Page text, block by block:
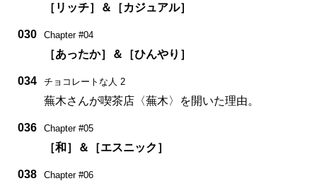
［リッチ］＆［カジュアル］
030 Chapter #04
［あったか］＆［ひんやり］
034 チョコレートな人 2
蕪木さんが喫茶店〈蕪木〉を開いた理由。
036 Chapter #05
［和］＆［エスニック］
038 Chapter #06